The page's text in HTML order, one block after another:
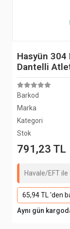
Hasyün 304
Dantelli
Barkod
Marka
Kategori
Stok
791,23 TL
Havale/EFT ile
65,94 TL 'den
Aynı gün